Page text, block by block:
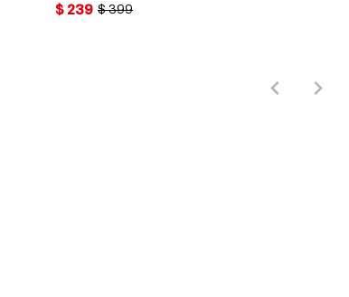
ORIGINAL PRICE:
$ 399
PRICE:
$ 239